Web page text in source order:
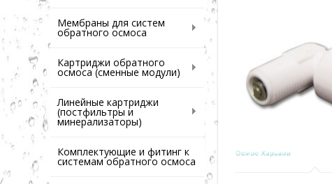
Мембраны для систем
обратного осмоса
Картриджи обратного
осмоса (сменные модули)
Линейные картриджи
(постфильтры и
минерализаторы)
Комплектующие и фитинг к
системам обратного осмоса